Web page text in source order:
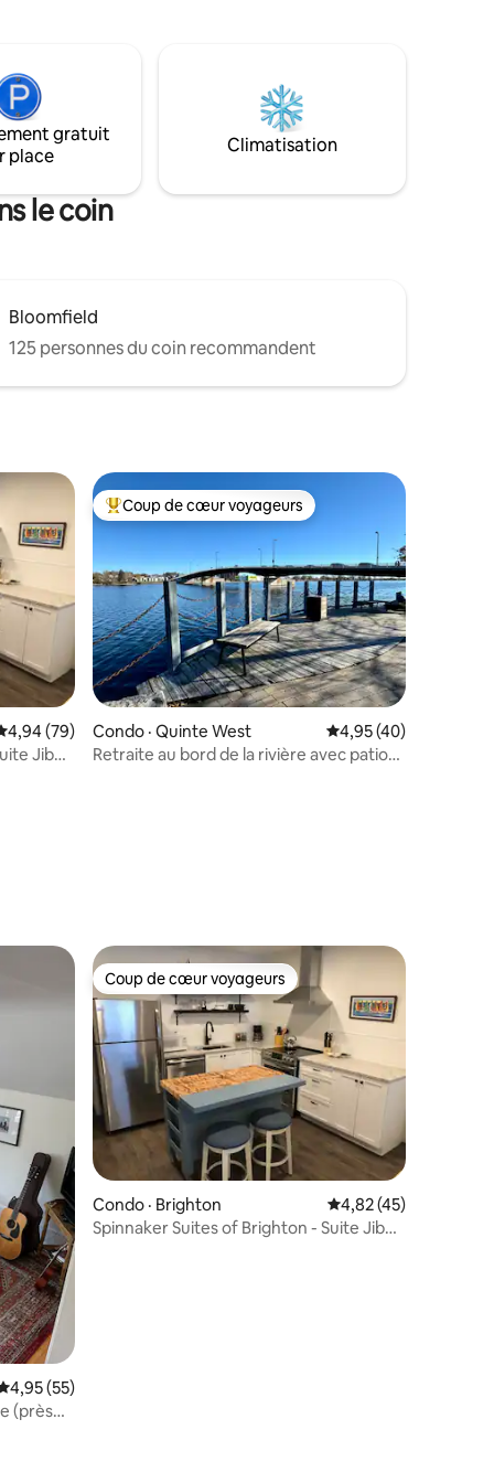
au
une
du
gratuit
place
Climatisation
le coin
Bloomfield
125 personnes du coin recommandent
plus aimés
moyenne de 4,94 sur 5, 79 commentaires
4,94 (79)
Jib
Coup de cœur voyageurs parmi les plus aimés
Coup de cœur voyageurs
Condo · Quinte West Note moyenne de
4,95 (40)
Retraite au bord de la rivière avec patio
moyenne de 4,95 sur 5, 55 commentaires
4,95 (55)
(près
Coup de cœur voyageurs
Coup de cœur voyageurs
Condo · Brighton Note moyenne de
4,82 (45)
Spinnaker Suites of Brighton - Suite Jib